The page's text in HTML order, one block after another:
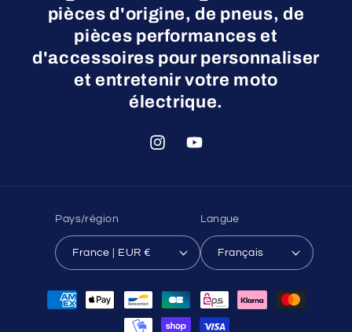
pièces d'origine, de pneus, de
pièces performances et
d'accessoires pour personnaliser
et entretenir votre moto
électrique.
InstagramYouTube
Pays/région
France | EUR €
Langue
Français
Moyens